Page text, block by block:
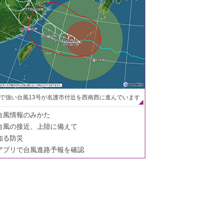
強い台風13号が名護市付近を西南西に進んでいます
風情報のみかた
風の接近、上陸に備えて
る防災
プリで台風進路予報を確認